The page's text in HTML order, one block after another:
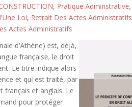
, Pratique Adminstrative,
Loi, Retrait Des Actes Administratifs
Actes Administratifs
d'Athène) est, déjà,
française, le droit
Le titre indique alors
et qui est traité, par
français et anglais. Le
pour protéger